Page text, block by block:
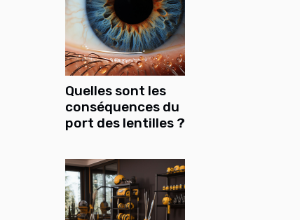
Quelles sont les
conséquences du
port des lentilles ?